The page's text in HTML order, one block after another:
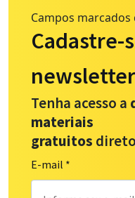
Campos marcados
Cadastre-
Tenha acesso a
materiais
gratuitos
E-mail *